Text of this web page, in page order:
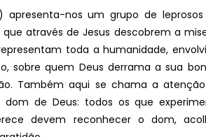
apresenta-nos um grupo de
através de Jesus descobrem a
toda a humanidade,
sobre quem Deus derrama a sua
Também aqui se chama a
de Deus: todos os que
devem reconhecer o dom,